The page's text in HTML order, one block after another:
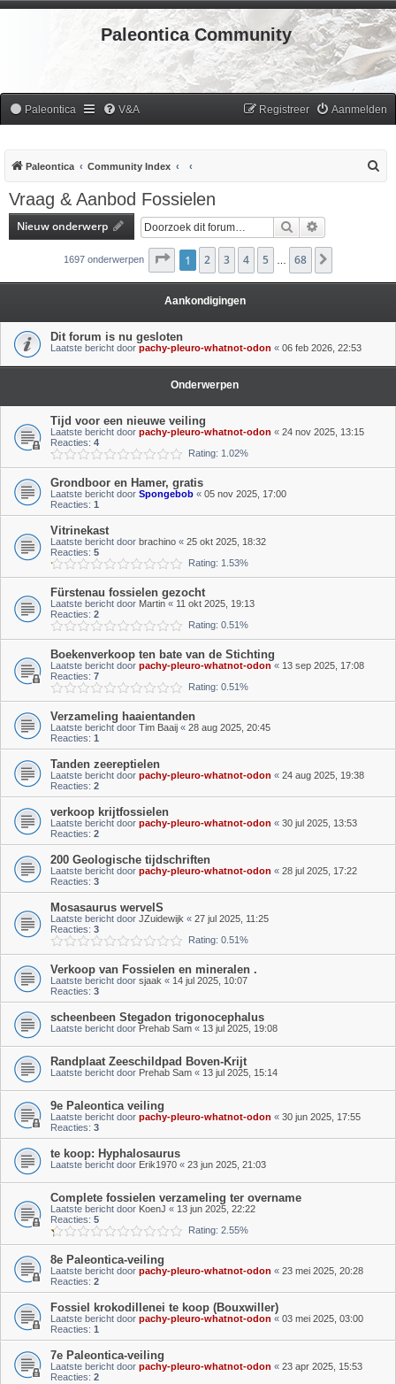
Paleontica Community
Paleontica V&A Aanmelden
Registreer
Paleontica Community Index
Vraag & Aanbod Fossielen
Nieuw onderwerp Zoek
1697 onderwerpen Pagina1 van 68
1 2 3 4 5 68
Aankondigingen
Dit forum is nu gesloten
Laatste bericht door pachy-pleuro-whatnot-odon « 06 feb 2026, 22:53
Onderwerpen
Tijd voor een nieuwe veiling
Laatste bericht door pachy-pleuro-whatnot-odon « 24 nov 2025, 13:15
Reacties: 4
Rating: 1.02%
Grondboor en Hamer, gratis
Laatste bericht door Spongebob « 05 nov 2025, 17:00
Reacties: 1
Vitrinekast
Laatste bericht door brachino « 25 okt 2025, 18:32
Reacties: 5
Rating: 1.53%
Fürstenau fossielen gezocht
Laatste bericht door Martin « 11 okt 2025, 19:13
Reacties: 2
Rating: 0.51%
Boekenverkoop ten bate van de Stichting
Laatste bericht door pachy-pleuro-whatnot-odon « 13 sep 2025, 17:08
Reacties: 7
Rating: 0.51%
Verzameling haaientanden
Laatste bericht door Tim Baaij « 28 aug 2025, 20:45
Reacties: 1
Tanden zeereptielen
Laatste bericht door pachy-pleuro-whatnot-odon « 24 aug 2025, 19:38
Reacties: 2
verkoop krijtfossielen
Laatste bericht door pachy-pleuro-whatnot-odon « 30 jul 2025, 13:53
Reacties: 2
200 Geologische tijdschriften
Laatste bericht door pachy-pleuro-whatnot-odon « 28 jul 2025, 17:22
Reacties: 3
Mosasaurus wervelS
Laatste bericht door JZuidewijk « 27 jul 2025, 11:25
Reacties: 3
Rating: 0.51%
Verkoop van Fossielen en mineralen .
Laatste bericht door sjaak « 14 jul 2025, 10:07
Reacties: 3
scheenbeen Stegadon trigonocephalus
Laatste bericht door Prehab Sam « 13 jul 2025, 19:08
Randplaat Zeeschildpad Boven-Krijt
Laatste bericht door Prehab Sam « 13 jul 2025, 15:14
9e Paleontica veiling
Laatste bericht door pachy-pleuro-whatnot-odon « 30 jun 2025, 17:55
Reacties: 3
te koop: Hyphalosaurus
Laatste bericht door Erik1970 « 23 jun 2025, 21:03
Complete fossielen verzameling ter overname
Laatste bericht door KoenJ « 13 jun 2025, 22:22
Reacties: 5
Rating: 2.55%
8e Paleontica-veiling
Laatste bericht door pachy-pleuro-whatnot-odon « 23 mei 2025, 20:28
Reacties: 2
Fossiel krokodillenei te koop (Bouxwiller)
Laatste bericht door pachy-pleuro-whatnot-odon « 03 mei 2025, 03:00
Reacties: 1
7e Paleontica-veiling
Laatste bericht door pachy-pleuro-whatnot-odon « 23 apr 2025, 15:53
Reacties: 2